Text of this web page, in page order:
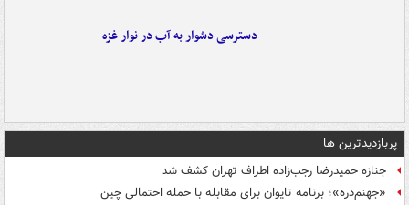
دسترسی دشوار به آب در نوار غزه
پربازدیدترین ها
جنازه حمیدرضا رجب‌زاده اطراف تهران کشف شد
«جهنم‌دره»؛ برنامه تایوان برای مقابله با حمله احتمالی چین